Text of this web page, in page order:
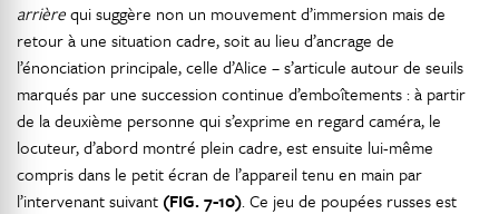
arrièrequi suggère non un mouvement d’immersion mais de
retour à une situation cadre, soit au lieu d’ancrage de
l’énonciation principale, celle d’Alice – s’articule autour de seuils
marqués par une succession continue d’emboîtements : à partir
de la deuxième personne qui s’exprime en regard caméra, le
locuteur, d’abord montré plein cadre, est ensuite lui-même
compris dans le petit écran de l’appareil tenu en main par
l’intervenant suivant (FIG. 7-10). Ce jeu de poupées russes est